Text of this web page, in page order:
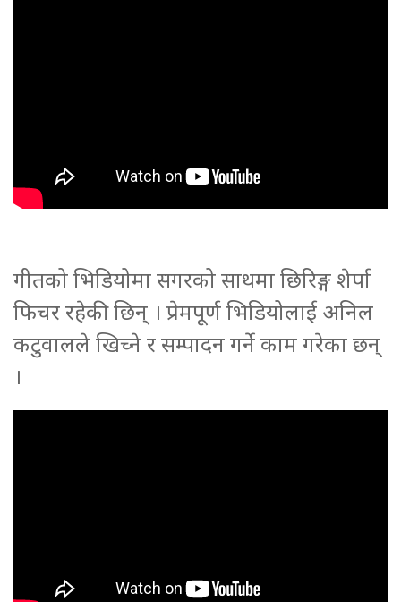
गीतको भिडियोमा सगरको साथमा छिरिङ्ग शेर्पा
फिचर रहेकी छिन् । प्रेमपूर्ण भिडियोलाई अनिल
कटुवालले खिच्ने र सम्पादन गर्ने काम गरेका छन्
।